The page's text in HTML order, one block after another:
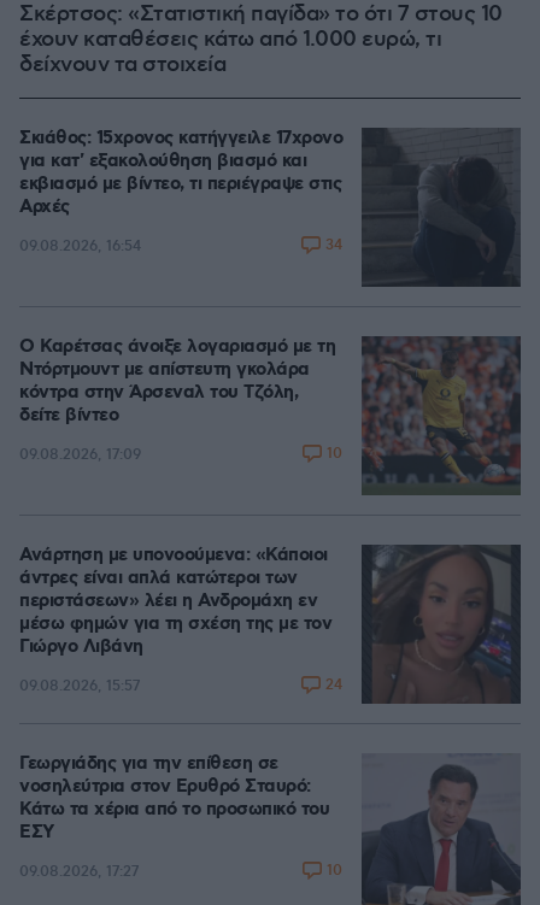
Σκέρτσος: «Στατιστική παγίδα» το ότι 7 στους 10
έχουν καταθέσεις κάτω από 1.000 ευρώ, τι
δείχνουν τα στοιχεία
Σκιάθος: 15χρονος κατήγγειλε 17χρονο
για κατ' εξακολούθηση βιασμό και
εκβιασμό με βίντεο, τι περιέγραψε στις
Αρχές
09.08.2026, 16:54 34
Ο Καρέτσας άνοιξε λογαριασμό με τη
Ντόρτμουντ με απίστευτη γκολάρα
κόντρα στην Άρσεναλ του Τζόλη,
δείτε βίντεο
09.08.2026, 17:09 10
Ανάρτηση με υπονοούμενα: «Κάποιοι
άντρες είναι απλά κατώτεροι των
περιστάσεων» λέει η Ανδρομάχη εν
μέσω φημών για τη σχέση της με τον
Γιώργο Λιβάνη
09.08.2026, 15:57 24
Γεωργιάδης για την επίθεση σε
νοσηλεύτρια στον Ερυθρό Σταυρό:
Κάτω τα χέρια από το προσωπικό του
ΕΣΥ
09.08.2026, 17:27 10